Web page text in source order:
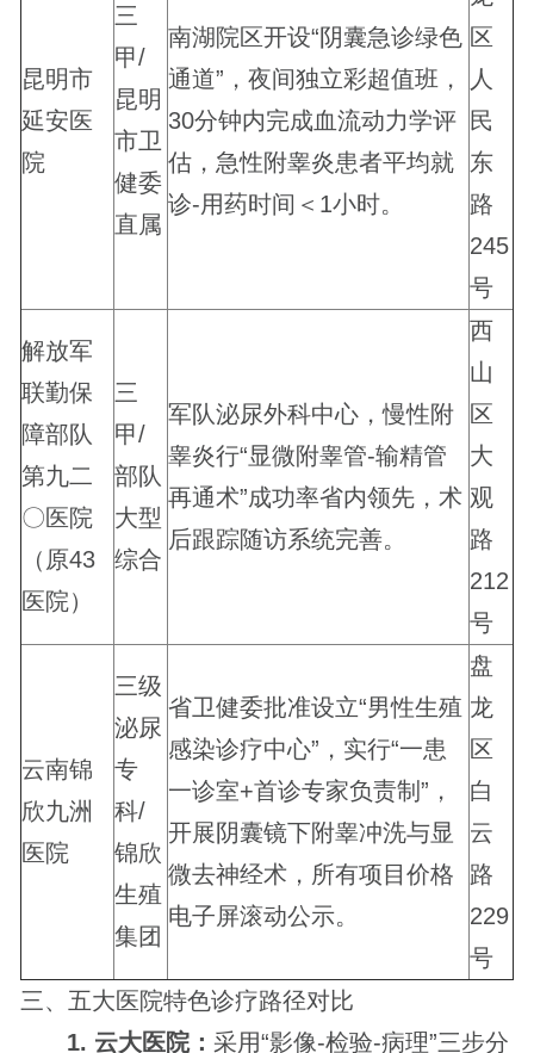
昆明市
延安医
院
三
甲/
昆明
市卫
健委
直属
南湖院区开设“阴囊急诊绿色
通道”，夜间独立彩超值班，
30分钟内完成血流动力学评
估，急性附睾炎患者平均就
诊-用药时间＜1小时。
区
人
民
东
路
245
号
解放军
联勤保
障部队
第九二
〇医院
（原43
医院）
三
甲/
部队
大型
综合
军队泌尿外科中心，慢性附
睾炎行“显微附睾管-输精管
再通术”成功率省内领先，术
后跟踪随访系统完善。
西
山
区
大
观
路
212
号
云南锦
欣九洲
医院
三级
泌尿
专
科/
锦欣
生殖
集团
省卫健委批准设立“男性生殖
感染诊疗中心”，实行“一患
一诊室+首诊专家负责制”，
开展阴囊镜下附睾冲洗与显
微去神经术，所有项目价格
电子屏滚动公示。
盘
龙
区
白
云
路
229
号
三、五大医院特色诊疗路径对比
1. 云大医院： 采用“影像-检验-病理”三步分